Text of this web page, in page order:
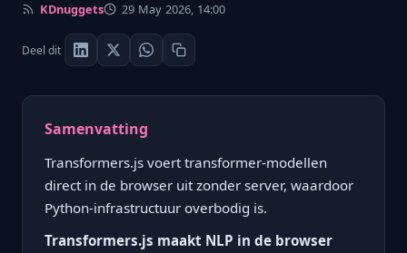
KDnuggets 29 May 2026, 14:00
Deel dit
Samenvatting
Transformers.js voert transformer-modellen
direct in de browser uit zonder server, waardoor
Python-infrastructuur overbodig is.
Transformers.js maakt NLP in de browser